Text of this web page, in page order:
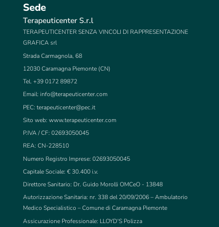
Sede
Terapeuticenter S.r.l
TERAPEUTICENTER SENZA VINCOLI DI RAPPRESENTAZIONE
GRAFICA srl
Strada Carmagnola, 68
12030 Caramagna Piemonte (CN)
Tel. +39 0172 89872
Email: info@terapeuticenter.com
PEC:terapeuticenter@pec.it
Sito web: www.terapeuticenter.com
P.IVA / CF: 02693050045
REA: CN-228510
Numero Registro Imprese: 02693050045
Capitale Sociale: € 30.400 i.v.
Direttore Sanitario: Dr. Guido Morolli OMCeO - 13848
Autorizzazione Sanitaria: nr. 338 del 20/09/2006 – Ambulatorio
Medico Specialistico – Comune di Caramagna Piemonte
Assicurazione Professionale: LLOYD'S Polizza